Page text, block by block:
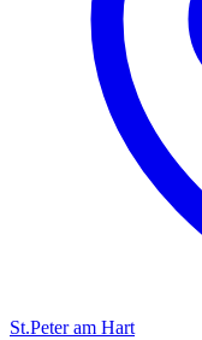
St.Peter am Hart